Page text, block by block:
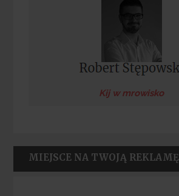
Kij w mrowisko
MIEJSCE NA TWOJĄ REKLAMĘ